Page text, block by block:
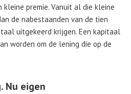
kleine premie. Vanuit al die kleine
de nabestaanden van de tien
uitgekeerd krijgen. Een kapitaal
worden om de lening die op de
Nu eigen